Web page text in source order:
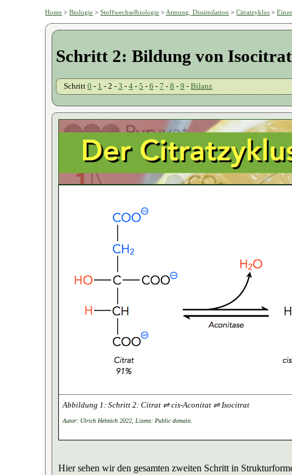
Home >Biologie >Stoffwechselbiologie > Atmung, Dissimilation >Citratzyklus >
Schritt 2: Bildung von Isocitrat
Schritt 0 - 1 - 2 - 3 - 4- 5 - 6 - 7 - 8 - 9 - Bilanz
Schritt 2: Citrat ⇌ cis-Aconitat ⇌ Isocitrat
Autor: Ulrich Helmich 2022, Lizenz: Public domain.
Hier sehen wir den gesamten zweiten Schritt in